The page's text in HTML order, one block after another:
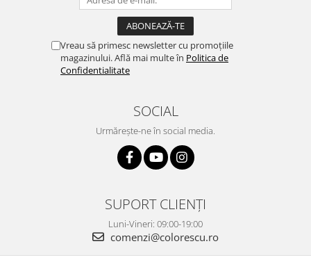
Vreau să primesc newsletter cu promoțiile
magazinului. Află mai multe în Politica de
Confidentialitate
SOCIAL
Urmărește-ne în social media.
SUPORT CLIENȚI
Luni-Vineri: 09:00-19:00
comenzi@colorescu.ro